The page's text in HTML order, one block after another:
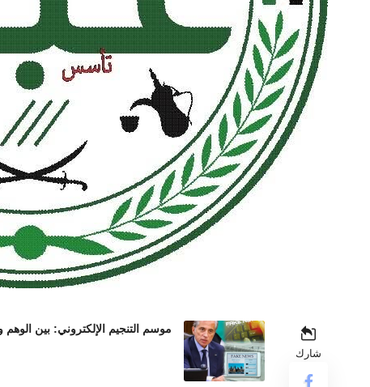
شارك
موسم التنجيم الإلكتروني: بين